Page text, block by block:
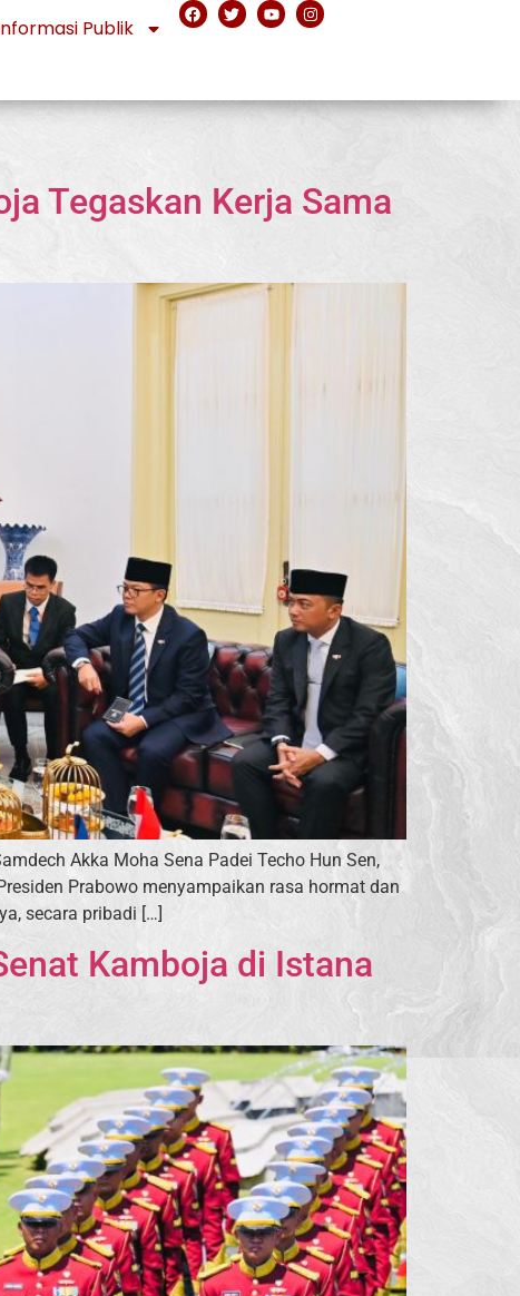
Publik
Tegaskan Kerja Sama
Akka Moha Sena Padei Techo Hun Sen,
Prabowo menyampaikan rasa hormat dan
secara pribadi […]
Kamboja di Istana